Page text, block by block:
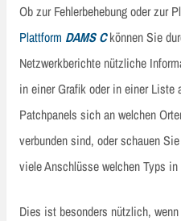
Ob zur Fehlerbehebung oder zur
Plattform DAMS Ckönnen Sie
Netzwerkberichte nützliche
in einer Grafik oder in einer Liste
Patchpanels sich an welchen
verbunden sind, oder schauen
viele Anschlüsse welchen Typs
Dies ist besonders nützlich,